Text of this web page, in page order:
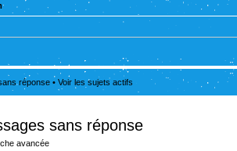
réponse • Voir les sujets actifs
sans réponse
avancée